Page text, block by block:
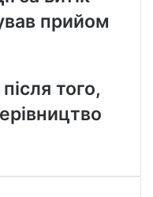
прийом
того,